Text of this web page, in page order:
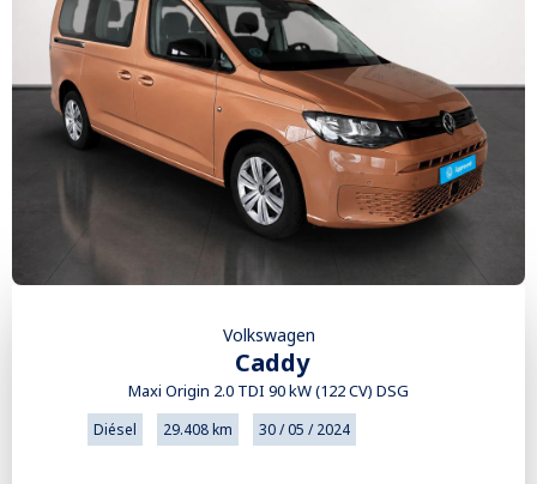
Volkswagen
Caddy
Maxi Origin 2.0 TDI 90 kW (122 CV) DSG
Diésel 29.408 km 30 / 05 / 2024